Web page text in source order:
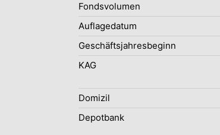
Fondsvolumen
Auflagedatum
Geschäftsjahresbeginn
KAG
Domizil
Depotbank